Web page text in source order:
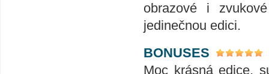
obrazové i
jedinečnou edici.
BONUSES
Moc krásná edice,